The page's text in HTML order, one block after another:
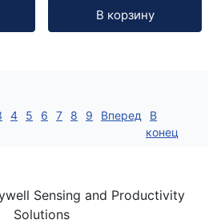
В корзину
4 5 6 7 8 9 Вперед
В
конец
Sensing and Productivity
Solutions